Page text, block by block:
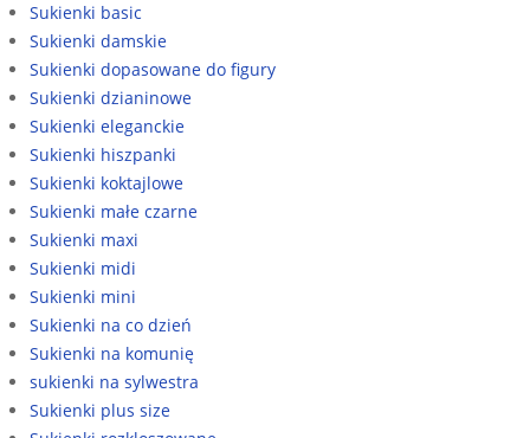
Sukienki basic
Sukienki damskie
Sukienki dopasowane do figury
Sukienki dzianinowe
Sukienki eleganckie
Sukienki hiszpanki
Sukienki koktajlowe
Sukienki małe czarne
Sukienki maxi
Sukienki midi
Sukienki mini
Sukienki na co dzień
Sukienki na komunię
sukienki na sylwestra
Sukienki plus size